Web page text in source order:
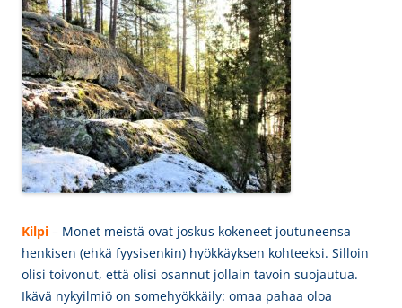
Kilpi – Monet meistä ovat joskus kokeneet joutuneensa
henkisen (ehkä fyysisenkin) hyökkäyksen kohteeksi. Silloin
olisi toivonut, että olisi osannut jollain tavoin suojautua.
Ikävä nykyilmiö on somehyökkäily: omaa pahaa oloa